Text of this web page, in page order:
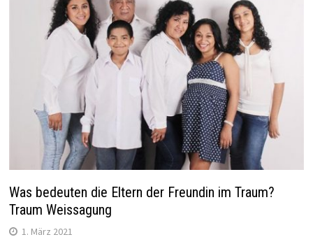
Was bedeuten die Eltern der Freundin im Traum?
Traum Weissagung
1. März 2021